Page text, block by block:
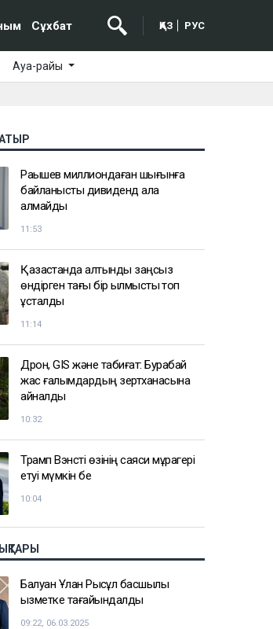
Сұхбат ҚАЗ РУС
Ауа-райы
Рақышев миллиондаған шығынға
байланысты дивиденд ала
алмайды
11:53
Қазақстанда алтынды заңсыз
өндірген тағы бір қылмыстық топ
ұсталды
11:14
Дрон, GIS және табиғат: Бурабай
жас ғалымдардың зертханасына
айналды
10:32
Трамп Вэнсті өзінің саяси мұрагері
етуі мүмкін бе
10:04
Балуан Ұлан Рысқұл басшылық
қызметке тағайындалды
09:22, 06.03.2025